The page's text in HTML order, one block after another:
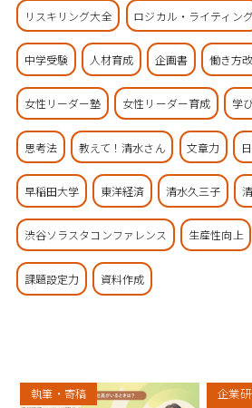
リスキリング大全 ロジカル・ライティン
中学受験 人材育成 企画書 働き方
女性リーダー塾 女性リーダー育成 学
思考法 教えて！清水さん 文章力
早稲田大学 東洋経済 清水久三子
渋谷ソラスタコンファレンス 生産性向上
課題設定力 資料作成
執筆・寄稿 企業